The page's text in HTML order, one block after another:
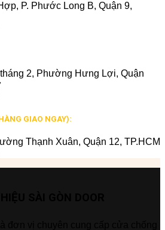
P. Phước Long B, Quận 9,
2, Phường Hưng Lợi, Quận
GIAO NGAY):
Thạnh Xuân, Quận 12, TP.HCM